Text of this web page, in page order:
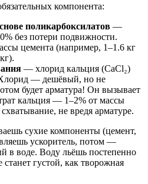
компонента:
поликарбоксилатов —
без потери подвижности.
цемента (например, 1–1.6 кг
— хлорид кальция (CaCl₂)
— дешёвый, но не
будет арматура! Он вызывает
кальция — 1–2% от массы
не вредя арматуре.
сухие компоненты (цемент,
ускоритель, потом —
в воде. Воду льёшь постепенно
густой, как творожная